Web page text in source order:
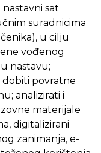
sat
suradnicima
u cilju
vođenog
nastavu;
dobiti povratne
analizirati i
materijale
digitalizirani
zanimanja, e-